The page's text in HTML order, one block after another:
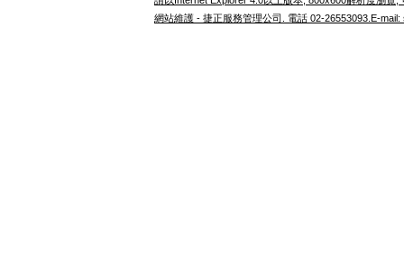
網站維護 - 捷正服務管理公司. 電話 02-26553093.E-mail: